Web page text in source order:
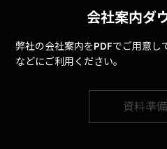
会社案内ダ
弊社の会社案内をPDFでご用意し
などにご利用ください。
資料準